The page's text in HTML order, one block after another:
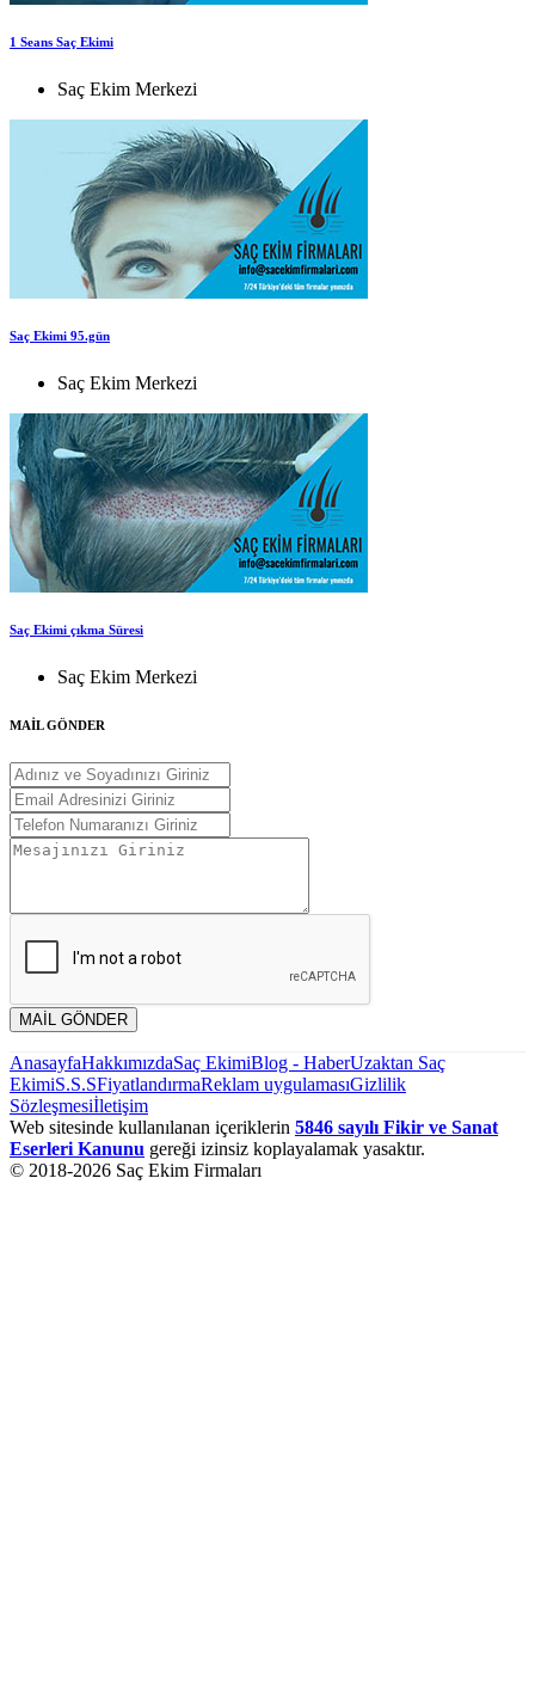
1 Seans Saç Ekimi
Saç Ekim Merkezi
Saç Ekimi 95.gün
Saç Ekim Merkezi
Saç Ekimi çıkma Süresi
Saç Ekim Merkezi
MAİL GÖNDER
MAİL GÖNDER
AnasayfaHakkımızdaSaç EkimiBlog - HaberUzaktan Saç
EkimiS.S.SFiyatlandırmaReklam uygulamasıGizlilik
Sözleşmesiİletişim
Web sitesinde kullanılanan içeriklerin 5846 sayılı Fikir ve Sanat
Eserleri Kanunu gereği izinsiz koplayalamak yasaktır.
© 2018-2026 Saç Ekim Firmaları